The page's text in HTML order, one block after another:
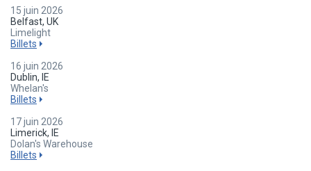
15 juin 2026
Belfast, UK
Limelight
Billets
16 juin 2026
Dublin, IE
Whelan's
Billets
17 juin 2026
Limerick, IE
Dolan's Warehouse
Billets